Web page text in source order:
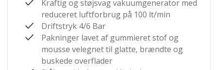
Kraftig og støjsvag vakuumgenerator med
reduceret luftforbrug på 100 lt/min
Driftstryk 4/6 Bar
Pakninger lavet af gummieret stof og
mousse velegnet til glatte, brændte og
buskede overflader